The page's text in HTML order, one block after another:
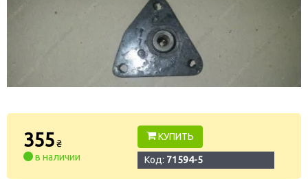
355₴
в наличии
КУПИТЬ
Код: 71594-5